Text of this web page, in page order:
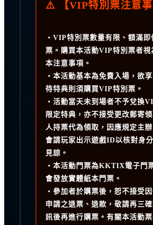
⚠️ 【VIP特別票注意事
・VIP特別票數量有限、額滿即
票。購買本活動VIP特別票者視
本注意事項。
・本活動基本為免費入場，欲
待特典則須購買VIP特別票。
・活動當天未到場者不予兌換
限定特典，亦不接受更改郵寄
人持票代為領取，因應規定主
會請玩家出示遊戲ID以核對身
見諒。
・本活動門票為KKTIX電子門
會發放實體紙本門票。
・參加者於購票後，恕不接受
申請之退票、退款，敬請再三
訊後再進行購票。有關本活動